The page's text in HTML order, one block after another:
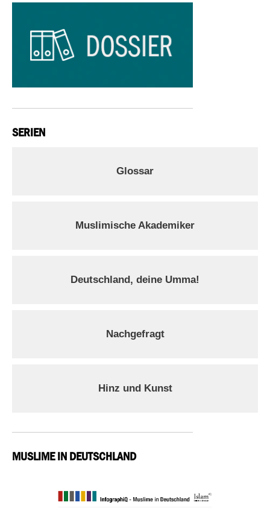
SERIEN
Glossar
Muslimische Akademiker
Deutschland, deine Umma!
Nachgefragt
Hinz und Kunst
MUSLIME IN DEUTSCHLAND